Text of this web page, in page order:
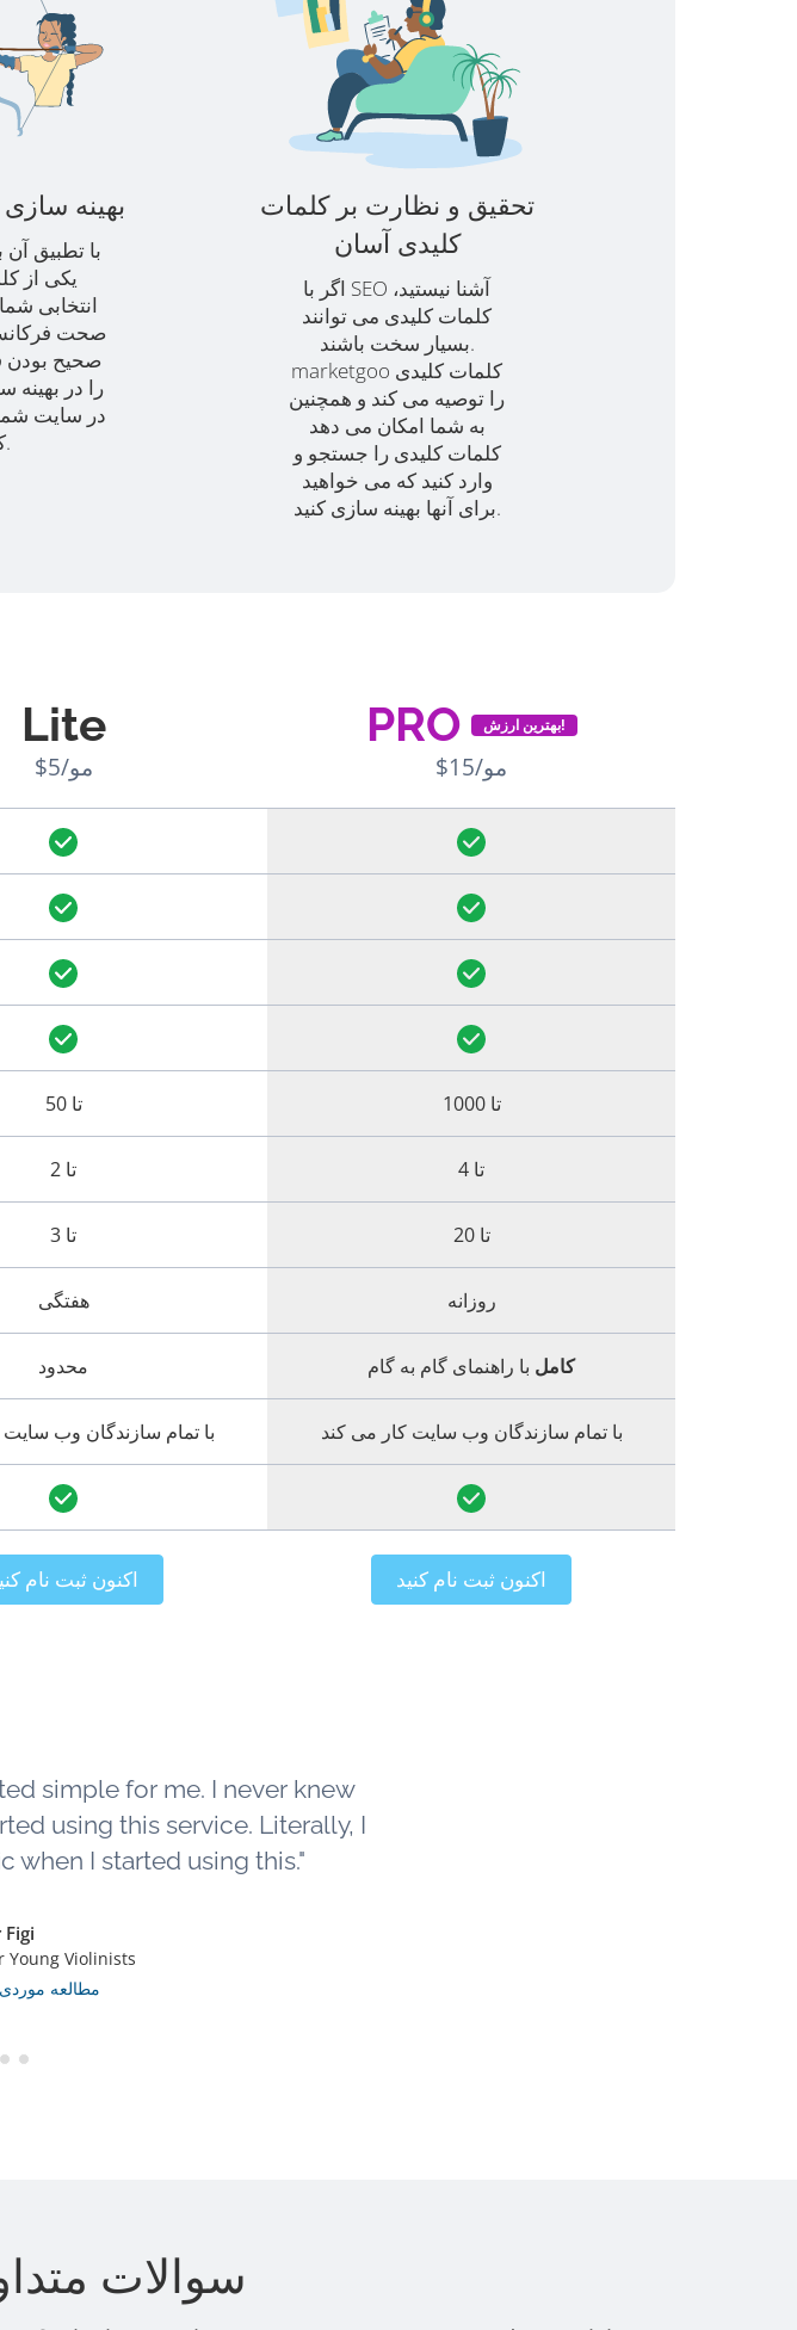
بهینه
یکی از
انتخابی
صحت
صحیح بودن
را در
در سایت
کند.
تحقیق و نظارت بر کلمات
کلیدی آسان
اگر با SEO آشنا نیستید،
کلمات کلیدی می توانند
بسیار سخت باشند.
marketgoo کلمات کلیدی
را توصیه می کند و همچنین
به شما امکان می دهد
کلمات کلیدی را جستجو و
وارد کنید که می خواهید
برای آنها بهینه سازی کنید.
Lite
$5/مو
تا 50
تا 2
تا 3
هفتگی
محدود
با تمام سازندگان وب
اکنون ثبت نام
PRO بهترین ارزش!
$15/مو
تا 1000
تا 4
تا 20
روزانه
کامل با راهنمای گام به گام
با تمام سازندگان وب سایت کار می کند
اکنون ثبت نام کنید
simple for me. I never knew
using this service. Literally, I
when I started using this."
Young Violinists
مطالعه موردی
سوالات